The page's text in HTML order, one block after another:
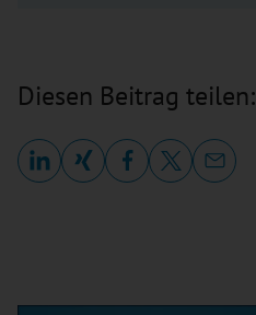
Diesen Beitrag teilen: